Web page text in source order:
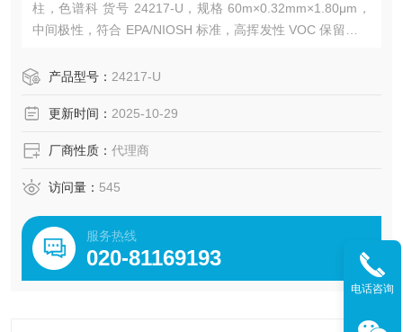
柱，色谱科 货号 24217-U，规格 60m×0.32mm×1.80μm，
中间极性，符合 EPA/NIOSH 标准，高挥发性 VOC 保留与分
测。产品型号： 24217-U
更新时间： 2025-10-29
厂商性质： 代理商
访问量： 545
服务热线
020-81169193
电话咨询